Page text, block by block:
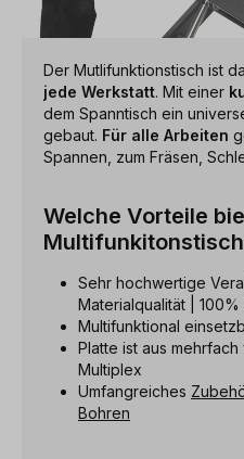
Der Mutlifunktionstisch ist
jede Werkstatt. Mit einer
dem Spanntisch ein
gebaut. Für alle Arbeiten
Spannen, zum Fräsen,
Welche Vorteile
Multifunkitonstisch
Sehr hochwertige
Materialqualität |
Multifunktional
Platte ist aus
Multiplex
Umfangreiches
Bohren